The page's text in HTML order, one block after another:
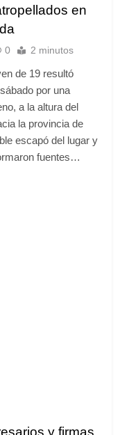
en
0 2 minutos
de 19 resultó
por una
a la altura del
la provincia de
escapó del lugar y
fuentes…
y firmas